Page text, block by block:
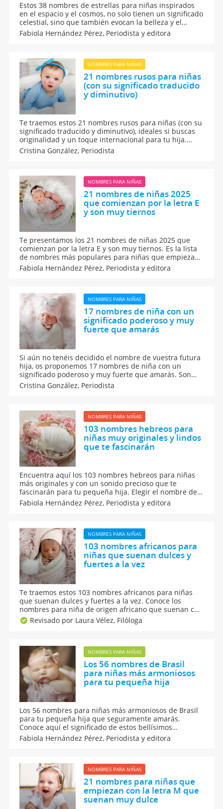
Estos 38 nombres de estrellas para niñas inspirados
en el espacio y el cosmos, no solo tienen un significado
celestial, sino que también evocan la belleza y el
misterio del universo. Encuentra la inspiración ideal
para el nombre de tu pequeña bebé. Aquí los
Fabiola Hernández Pérez, Periodista y editora
NOMBRES PARA NIÑAS
21 nombres rusos para niñas
(con su significado traducido
y diminutivo)
Te traemos estos 21 nombres rusos para niñas (con su
significado traducido y diminutivo), ideales si buscas
originalidad y un toque internacional para tu hija.
Cada nombre incluye su origen, significado y
diminutivo cariñoso más usado, sin duda, una lista
nena.
Cristina González, Periodista
NOMBRES PARA NIÑAS
21 nombres de niñas 2025
que comienzan por la letra E
y son muy tiernos
Te presentamos los 21 nombres de niñas 2025 que
comienzan por la letra E y son muy tiernos. Es la lista
de nombres más populares para niñas que empiezan
por esta letra. Busca entre estos nombres para niñas
más frecuentes para que puedas elegir el nombre
Fabiola Hernández Pérez, Periodista y editora
NOMBRES PARA NIÑAS
17 nombres de niña con un
significado poderoso y muy
fuerte que amarás
Si aún no tenéis decidido el nombre de vuestra futura
hija, os proponemos 17 nombres de niña con un
significado poderoso y muy fuerte que amarás. Son
bonitas ideas de nombres femeninos con los
significados más poderosos. Se trata de apodos
nacer.
Cristina González, Periodista
NOMBRES PARA NIÑAS
103 nombres hebreos para
niñas muy originales y lindos
que te fascinarán
Encuentra aquí los 103 nombres hebreos para niñas
más originales y con un sonido precioso que te
fascinarán para tu pequeña hija. Elegir el nombre de
tu recién nacida es una tarea compleja porque implica
seleccionar a conciencia cómo se llamará tu bebé con
Fabiola Hernández Pérez, Periodista y editora
NOMBRES PARA NIÑAS
103 nombres africanos para
niñas que suenan dulces y
fuertes a la vez
Te traemos estos 103 nombres africanos para niñas
que suenan dulces y fuertes a la vez. Conoce los
nombres para niña de origen africano que suenan con
mucha fuerza y al mismo tiempo son tiernos. En este
listado de nombres femeninos provenientes de África
Revisado por Laura Vélez, Filóloga
NOMBRES PARA NIÑAS
Los 56 nombres de Brasil
para niñas más armoniosos
para tu pequeña hija
Los 56 nombres para niñas más armoniosos de Brasil
para tu pequeña hija que seguramente amarás.
Conoce aquí el significado de estos bellísimos
nombres para niñas de origen brasileño que suenan
muy armónicos y que te enamorarán, incluso puedes
Fabiola Hernández Pérez, Periodista y editora
NOMBRES PARA NIÑAS
21 nombres para niñas que
empiezan con la letra M que
suenan muy dulce